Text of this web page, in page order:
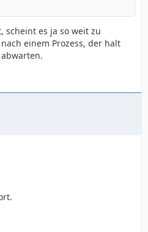
scheint es ja so weit zu
einem Prozess, der halt